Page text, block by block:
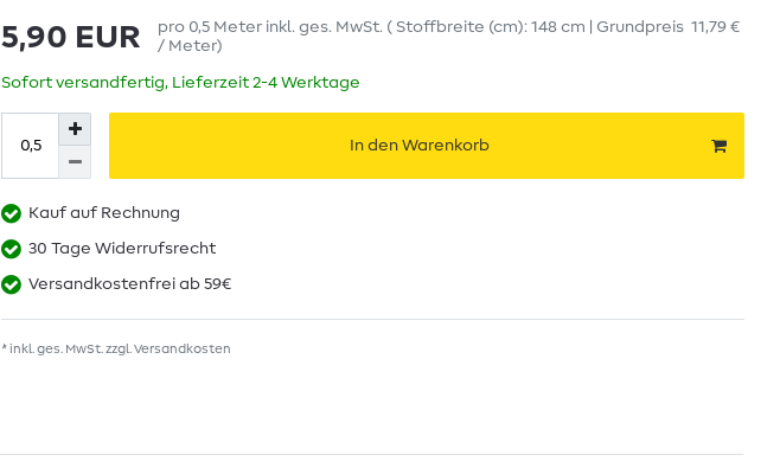
5,90 EUR pro 0,5 Meter inkl. ges. MwSt. ( Stoffbreite (cm): 148 cm | Grundpreis 11,79 €
/ Meter)
Sofort versandfertig, Lieferzeit 2-4 Werktage
In den Warenkorb
Kauf auf Rechnung
30 Tage Widerrufsrecht
Versandkostenfrei ab 59€
* inkl. ges. MwSt. zzgl.Versandkosten